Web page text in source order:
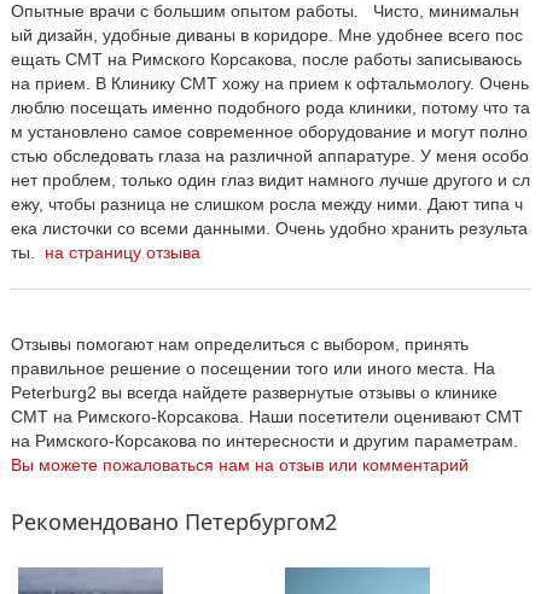
Опытные врачи с большим опытом работы. Чисто, минимальн
ый дизайн, удобные диваны в коридоре. Мне удобнее всего пос
ещать СМТ на Римского Корсакова, после работы записываюсь
на прием. В Клинику СМТ хожу на прием к офтальмологу. Очень
люблю посещать именно подобного рода клиники, потому что та
м установлено самое современное оборудование и могут полно
стью обследовать глаза на различной аппаратуре. У меня особо
нет проблем, только один глаз видит намного лучше другого и сл
ежу, чтобы разница не слишком росла между ними. Дают типа ч
ека листочки со всеми данными. Очень удобно хранить результа
ты. на страницу отзыва
Отзывы помогают нам определиться с выбором, принять
правильное решение о посещении того или иного места. На
Peterburg2 вы всегда найдете развернутые отзывы о клинике
СМТ на Римского-Корсакова. Наши посетители оценивают СМТ
на Римского-Корсакова по интересности и другим параметрам.
Вы можете пожаловаться нам на отзыв или комментарий
Рекомендовано Петербургом2